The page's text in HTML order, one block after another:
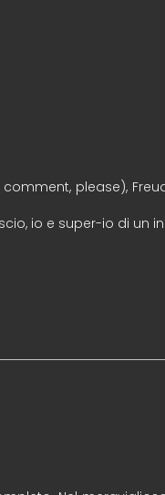
please),
io e super-io di un